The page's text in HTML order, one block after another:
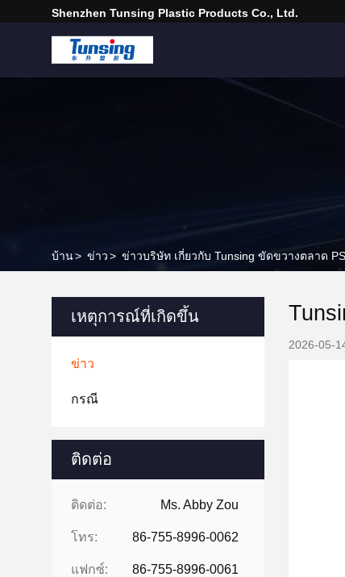
Shenzhen Tunsing Plastic Products Co., Ltd.
บ้าน> ข่าว> ข่าวบริษัท เกี่ยวกับ Tunsing ขัดขวางตลาด
เหตุการณ์ที่เกิดขึ้น
ข่าว
กรณี
ติดต่อ
ติดต่อ: Ms. Abby Zou
โทร: 86-755-8996-0062
แฟกซ์: 86-755-8996-0061
2026-05-